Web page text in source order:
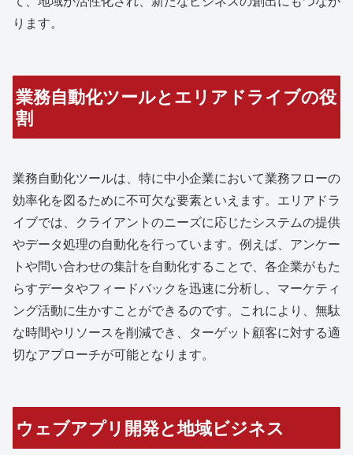
ります。
業務自動化ツールとエリアドライブの役
割
業務自動化ツールは、特に中小企業において業務フローの
効率化を図るために不可欠な要素といえます。エリアドラ
イブでは、クライアントのニーズに応じたシステムの提供
やデータ処理の自動化を行っています。例えば、アンケー
トや問い合わせの集計を自動化することで、各企業がもた
らすデータやフィードバックを迅速に分析し、マーケティ
ング活動に生かすことができるのです。これにより、無駄
な時間やリソースを削減でき、ターゲット顧客に対する適
切なアプローチが可能となります。
ウェブアプリ開発と地域ビジネス